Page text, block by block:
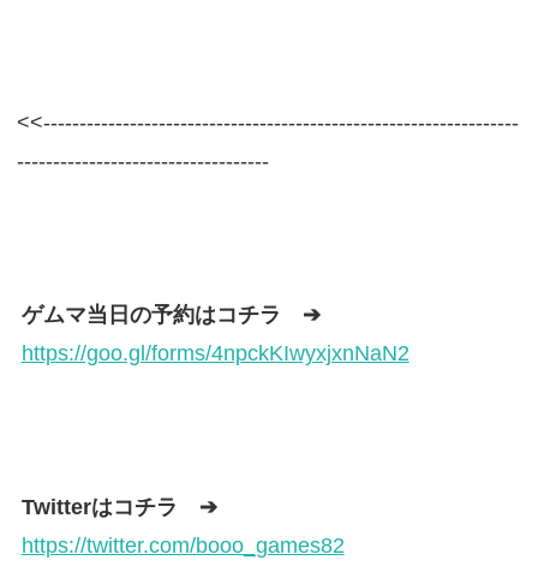
<<------------------------------------------------------------------
-----------------------------------
ゲムマ当日の予約はコチラ ➔
https://goo.gl/forms/4npckKIwyxjxnNaN2
Twitterはコチラ ➔
https://twitter.com/booo_games82